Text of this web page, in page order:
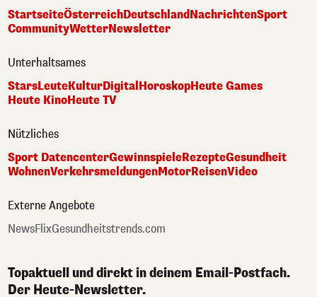
StartseiteÖsterreichDeutschlandNachrichtenSport
CommunityWetterNewsletter
Unterhaltsames
StarsLeuteKulturDigitalHoroskopHeute Games
Heute KinoHeute TV
Nützliches
Sport DatencenterGewinnspieleRezepteGesundheit
WohnenVerkehrsmeldungenMotorReisenVideo
Externe Angebote
NewsFlixGesundheitstrends.com
Topaktuell und direkt in deinem Email-Postfach.
Der Heute-Newsletter.